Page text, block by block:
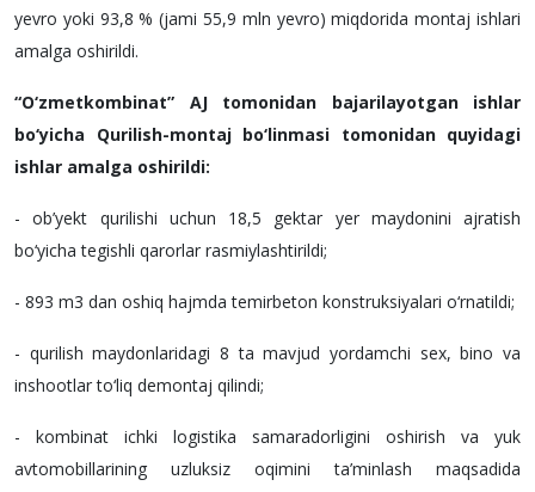
yevro yoki 93,8 % (jami 55,9 mln yevro) miqdorida montaj ishlari
amalga oshirildi.
“O‘zmetkombinat” AJ tomonidan bajarilayotgan ishlar
bo‘yicha Qurilish-montaj bo‘linmasi tomonidan quyidagi
ishlar amalga oshirildi:
- ob’yekt qurilishi uchun 18,5 gektar yer maydonini ajratish
bo‘yicha tegishli qarorlar rasmiylashtirildi;
- 893 m3 dan oshiq hajmda temirbeton konstruksiyalari o‘rnatildi;
- qurilish maydonlaridagi 8 ta mavjud yordamchi sex, bino va
inshootlar to‘liq demontaj qilindi;
- kombinat ichki logistika samaradorligini oshirish va yuk
avtomobillarining uzluksiz oqimini ta’minlash maqsadida